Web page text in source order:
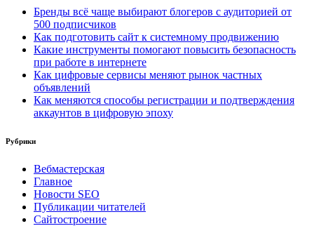
Бренды всё чаще выбирают блогеров с аудиторией от
500 подписчиков
Как подготовить сайт к системному продвижению
Какие инструменты помогают повысить безопасность
при работе в интернете
Как цифровые сервисы меняют рынок частных
объявлений
Как меняются способы регистрации и подтверждения
аккаунтов в цифровую эпоху
Рубрики
Вебмастерская
Главное
Новости SEO
Публикации читателей
Сайтостроение